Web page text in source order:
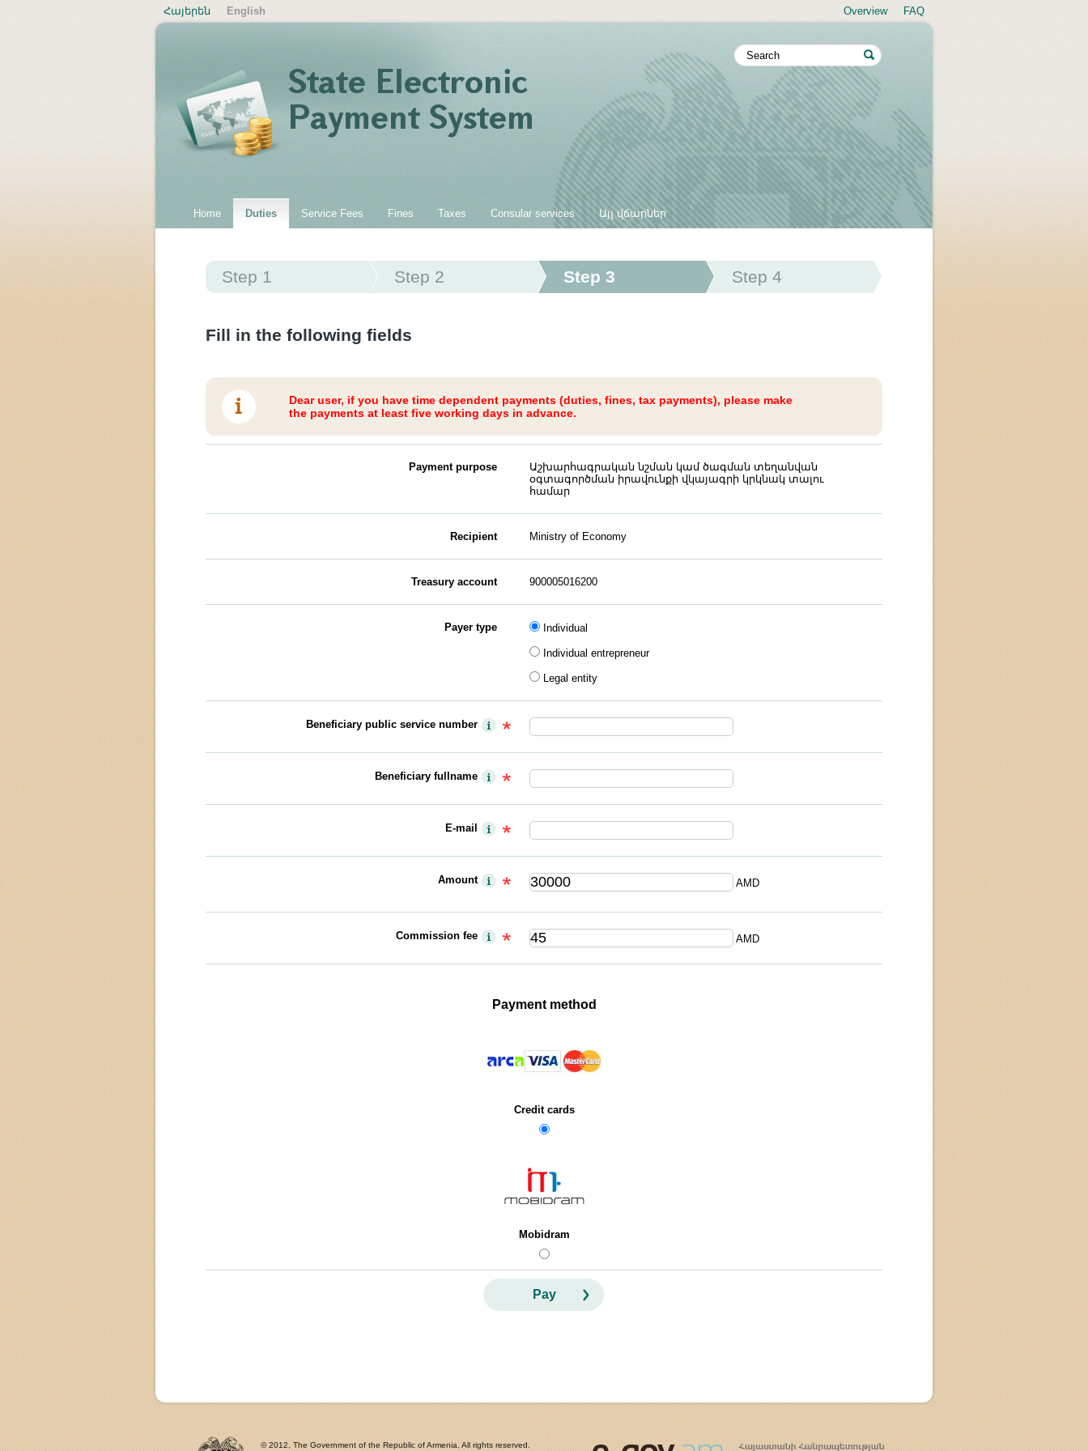
Հայերեն English Overview FAQ
Home Duties Service Fees Fines Taxes Consular services Այլ վճարներ
Step 1 Step 2 Step 3 Step 4
Fill in the following fields
Dear user, if you have time dependent payments (duties, fines, tax payments), please make
the payments at least five working days in advance.
Payment purpose
Աշխարհագրական նշման կամ ծագման տեղանվան
օգտագործման իրավունքի վկայագրի կրկնակ տալու
համար
Recipient Ministry of Economy
Treasury account 900005016200
Payer type Individual
Individual entrepreneur
Legal entity
Beneficiary public service number
Beneficiary fullname
E-mail
Amount AMD
Commission fee AMD
Payment method
Credit cards
Mobidram
Pay
© 2012, The Government of the Republic of Armenia, All rights reserved.